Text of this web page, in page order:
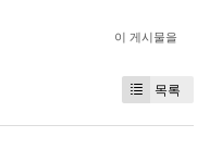
이 게시물을
목록